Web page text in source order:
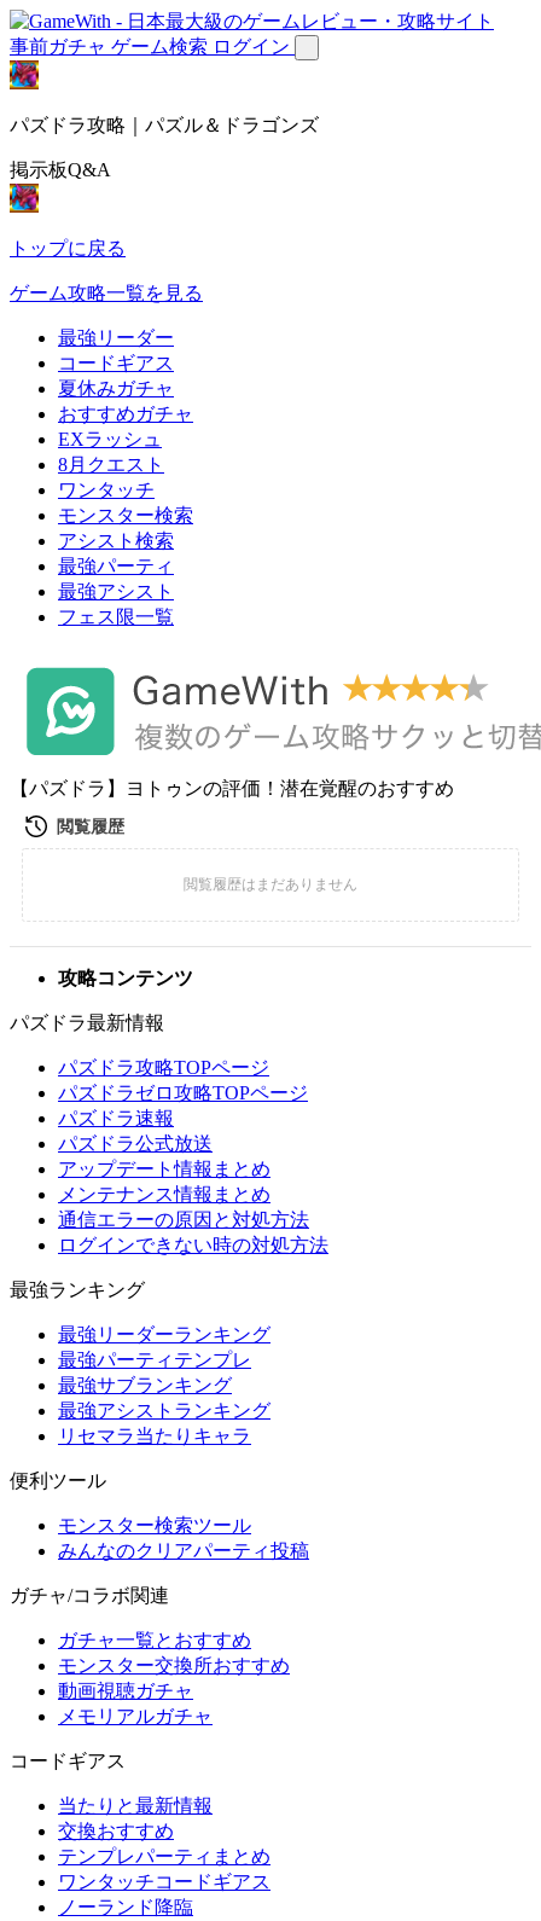
事前ガチャ ゲーム検索 ログイン
パズドラ攻略｜パズル＆ドラゴンズ
掲示板Q&A
トップに戻る
ゲーム攻略一覧を見る
最強リーダー
コードギアス
夏休みガチャ
おすすめガチャ
EXラッシュ
8月クエスト
ワンタッチ
モンスター検索
アシスト検索
最強パーティ
最強アシスト
フェス限一覧
【パズドラ】ヨトゥンの評価！潜在覚醒のおすすめ
攻略コンテンツ
パズドラ最新情報
パズドラ攻略TOPページ
パズドラゼロ攻略TOPページ
パズドラ速報
パズドラ公式放送
アップデート情報まとめ
メンテナンス情報まとめ
通信エラーの原因と対処方法
ログインできない時の対処方法
最強ランキング
最強リーダーランキング
最強パーティテンプレ
最強サブランキング
最強アシストランキング
リセマラ当たりキャラ
便利ツール
モンスター検索ツール
みんなのクリアパーティ投稿
ガチャ/コラボ関連
ガチャ一覧とおすすめ
モンスター交換所おすすめ
動画視聴ガチャ
メモリアルガチャ
コードギアス
当たりと最新情報
交換おすすめ
テンプレパーティまとめ
ワンタッチコードギアス
ノーランド降臨